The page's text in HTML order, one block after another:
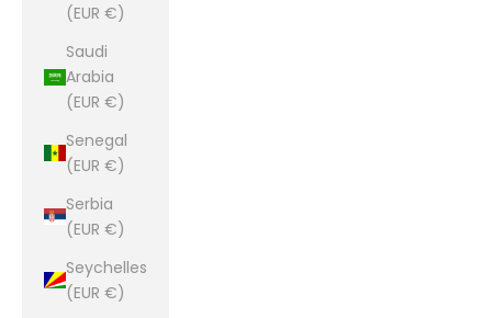
(EUR €)
Saudi
Arabia
(EUR €)
Senegal
(EUR €)
Serbia
(EUR €)
Seychelles
(EUR €)